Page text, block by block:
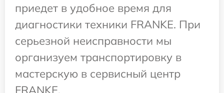
приедет в удобное время для
диагностики техники FRANKE. При
серьезной неисправности мы
организуем транспортировку в
мастерскую в сервисный центр
FRANKE.